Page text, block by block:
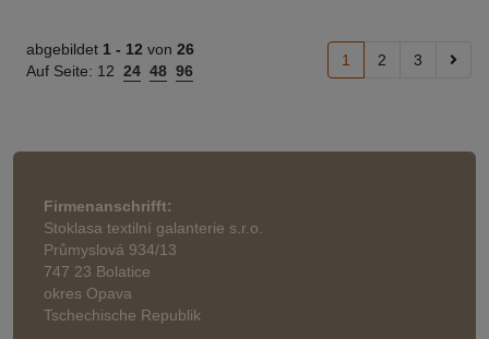
abgebildet 1 - 12 von 26
Auf Seite: 12 24 48 96
1 2 3
Firmenanschrifft:
Stoklasa textilní galanterie s.r.o.
Průmyslová 934/13
747 23 Bolatice
okres Opava
Tschechische Republik